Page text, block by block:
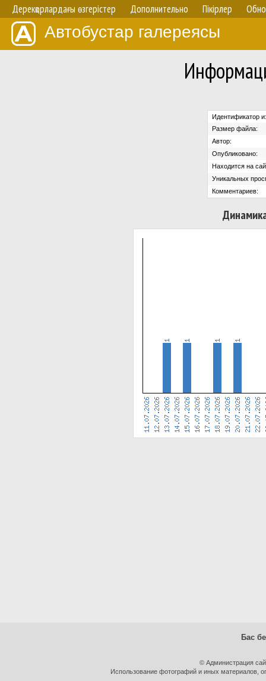
Дерекқорлардағы өзгерістер Дополнительно Пікірлер
Автобустар галереясы
Идентификатор
Размер файла:
Автор:
Опубликовано:
Находится на
Уникальных
Комментариев:
Бас
© Администрация
Использование фотографий и иных материалов,